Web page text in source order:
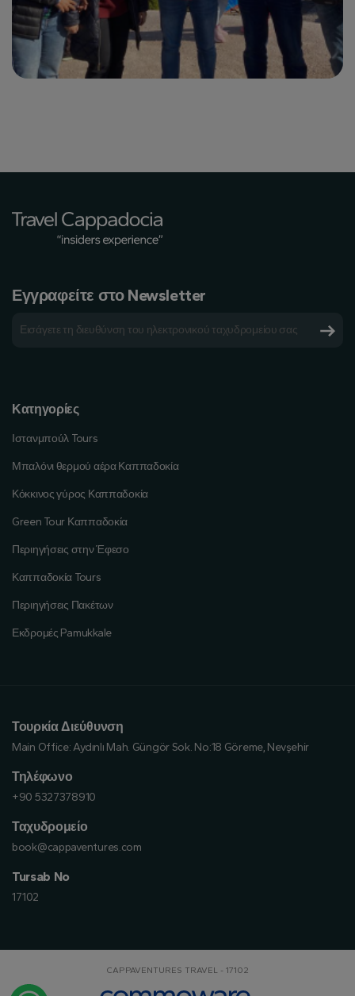
Εγγραφείτε στο Newsletter
Κατηγορίες
Ιστανμπούλ Tours
Μπαλόνι θερμού αέρα Καππαδοκία
Κόκκινος γύρος Καππαδοκία
Green Tour Καππαδοκία
Περιηγήσεις στην Έφεσο
Καππαδοκία Tours
Περιηγήσεις Πακέτων
Εκδρομές Pamukkale
Τουρκία Διεύθυνση
Main Office:Aydınlı Mah. Güngör Sok. No:18 Göreme, Nevşehir
Τηλέφωνο
+90 5327378910
Ταχυδρομείο
book@cappaventures.com
Tursab No
17102
CAPPAVENTURES TRAVEL - 17102